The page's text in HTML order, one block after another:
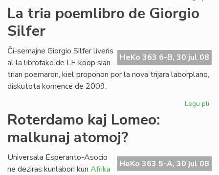
La tria poemlibro de Giorgio
Silfer
HeKo 363 6-B, 30 jul 08
Ĉi-semajne Giorgio Silfer liveris
al la librofako de LF-koop sian
trian poemaron, kiel proponon por la nova trijara laborplano,
diskutota komence de 2009.
Legu pli
Roterdamo kaj Lomeo:
malkunaj atomoj?
HeKo 363 5-A, 30 jul 08
Universala Esperanto-Asocio
ne deziras kunlabori kun Afrika